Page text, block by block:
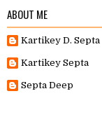
ABOUT ME
Kartikey D. Septa
Kartikey Septa
Septa Deep